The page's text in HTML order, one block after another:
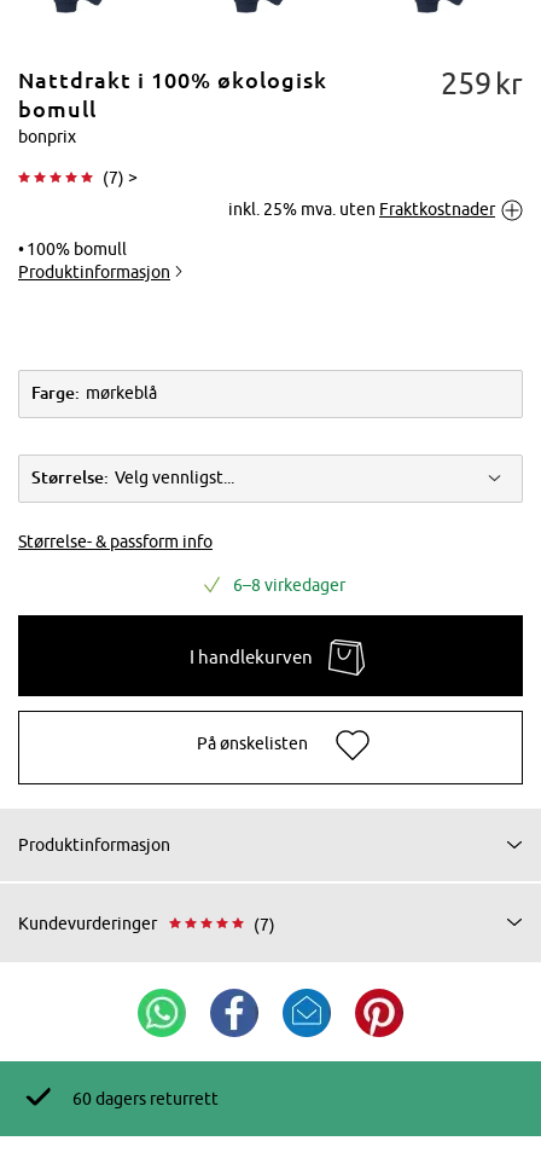
forstørre
Nattdrakt i 100% økologisk
bomull
bonprix
(7) >
259 kr
inkl. 25% mva. uten Fraktkostnader
100% bomull
Produktinformasjon
Farge: mørkeblå
Størrelse: Velg vennligst...
Størrelse- & passform info
6–8 virkedager
I handlekurven
På ønskelisten
Produktinformasjon
Kundevurderinger (7)
60 dagers returrett